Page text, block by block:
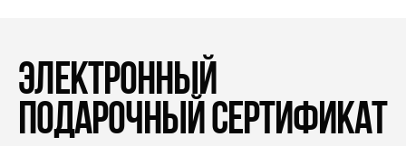
ЭЛЕКТРОННЫЙ
ПОДАРОЧНЫЙСЕРТИФИКАТ